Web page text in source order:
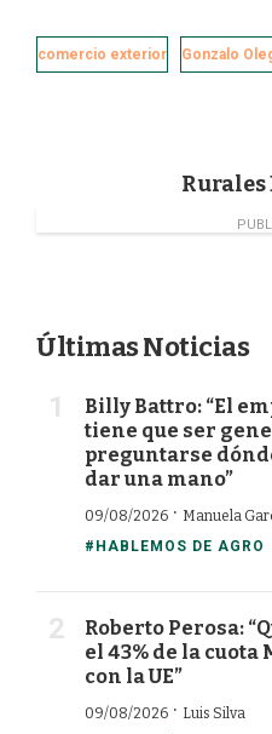
e
b
k
e
t
t
i
l
comercio exterior Gonzalo
Rurales
Últimas Noticias
Billy Battro: “El
tiene que ser
preguntarse
dar una mano”
09/08/2026 · Manuela
#HABLEMOS DE AGRO
Roberto Perosa:
el 43% de la cuota
con la UE”
09/08/2026 · Luis Silva